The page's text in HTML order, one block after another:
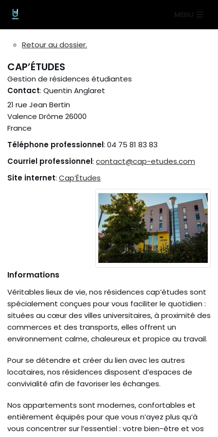
Aller
au
MENU
Retour au dossier.
CAP’ÉTUDES
Gestion de résidences étudiantes
Contact: Quentin Anglaret
21 rue Jean Bertin
Valence Drôme 26000
France
Téléphone professionnel: 04 75 81 83 83
Courriel professionnel: contact@cap-etudes.com
Site internet: Cap’Études
Informations
Véritables lieux de vie, nos résidences cap’études sont
spécialement conçues pour vous faciliter le quotidien :
situées au cœur des villes universitaires, à proximité des
commerces et des transports, elles offrent un
environnement calme, chaleureux et propice au travail.
Pour se détendre et créer du lien avec les autres
locataires, nos résidences disposent d’espaces de
convivialité afin de favoriser les échanges.
Nos appartements sont modernes, confortables et
entièrement équipés pour que vous n’ayez plus qu’à
vous concentrer sur l’essentiel : votre bien-être et vos